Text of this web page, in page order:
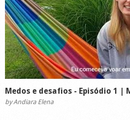
Medos e desafios - Episódio 1 |
byAndiara Elena